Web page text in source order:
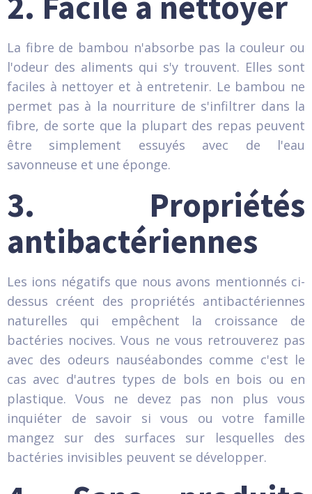
La fibre de bambou n'absorbe pas la couleur ou
l'odeur des aliments qui s'y trouvent. Elles sont
faciles à nettoyer et à entretenir. Le bambou ne
permet pas à la nourriture de s'infiltrer dans la
fibre, de sorte que la plupart des repas peuvent
être simplement essuyés avec de l'eau
savonneuse et une éponge.
3. Propriétés
antibactériennes
Les ions négatifs que nous avons mentionnés ci-
dessus créent des propriétés antibactériennes
naturelles qui empêchent la croissance de
bactéries nocives. Vous ne vous retrouverez pas
avec des odeurs nauséabondes comme c'est le
cas avec d'autres types de bols en bois ou en
plastique. Vous ne devez pas non plus vous
inquiéter de savoir si vous ou votre famille
mangez sur des surfaces sur lesquelles des
bactéries invisibles peuvent se développer.